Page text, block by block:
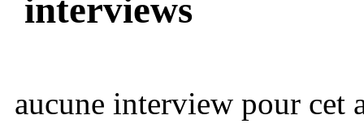
interviews
aucune interview pour cet